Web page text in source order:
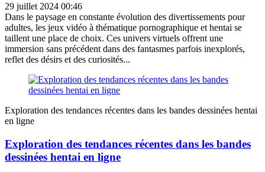
29 juillet 2024 00:46
Dans le paysage en constante évolution des divertissements pour
adultes, les jeux vidéo à thématique pornographique et hentai se
taillent une place de choix. Ces univers virtuels offrent une
immersion sans précédent dans des fantasmes parfois inexplorés,
reflet des désirs et des curiosités...
Exploration des tendances récentes dans les bandes dessinées hentai
en ligne
Exploration des tendances récentes dans les bandes
dessinées hentai en ligne